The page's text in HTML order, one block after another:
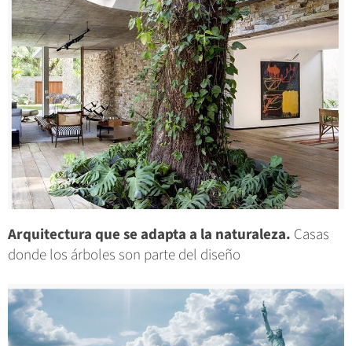
Arquitectura que se adapta a la naturaleza. Casas
donde los árboles son parte del diseño